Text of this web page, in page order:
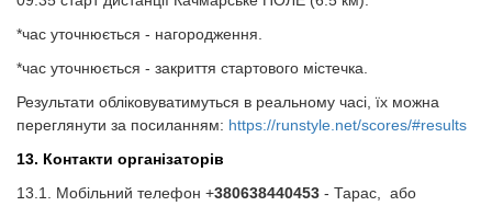
*час уточнюється - нагородження.
*час уточнюється - закриття стартового містечка.
Результати обліковуватимуться в реальному часі, їх можна
переглянути за посиланням: https://runstyle.net/scores/#results
13. Контакти організаторів
13.1. Мобільний телефон +380638440453 - Тарас , або